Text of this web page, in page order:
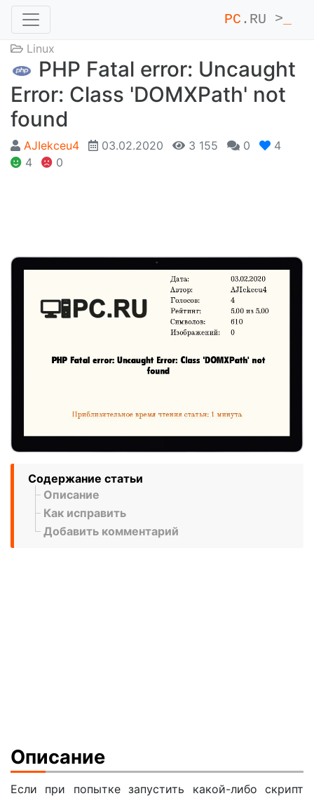
PC .RU >
Linux
PHP Fatal error: Uncaught
Error: Class 'DOMXPath' not
found
AJIekceu4 03.02.2020 3 155 0
4
4
0
Содержание статьи
Описание
Как исправить
Добавить комментарий
Описание
Если при попытке запустить какой-либо скрипт